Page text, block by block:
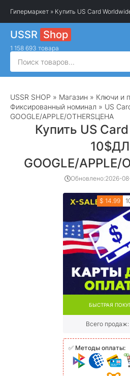
Гипермаркет » Купить US Card Worldwide 10$️ДЛЯ
USSR Shop
1 158 693 товара
USSR SHOP » Магазин » Ключи и
Фиксированный номинал » US
GOOGLE/APPLE/OTHERS️ЦЕНА
Купить US
GOOGLE/APPLE/
Обновлено:2026-
$ 14.99
БЫСТРАЯ
Всего продаж:
✅ Методы оплаты: